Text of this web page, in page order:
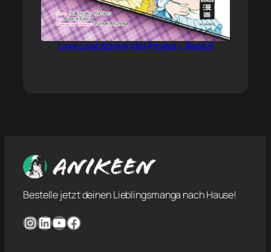
Love Live! School Idol Project – Band 5
Bestelle jetzt deinen Lieblingsmanga nach Hause!
InstagramLinkedIn YouTube Facebook